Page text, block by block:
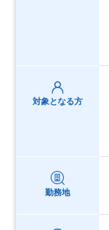
対象となる方
勤務地